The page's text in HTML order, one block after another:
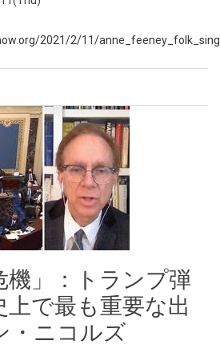
2021/2/11/
機」：トランプ弾
上で最も重要な出
・ニコルズ